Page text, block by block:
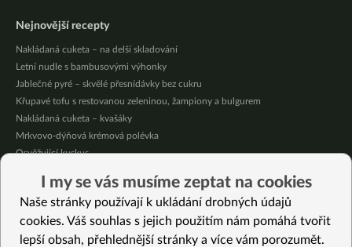
Nejnovější recepty
Nakládaná cuketa – na delší skladování
Letní nudle s bambusovými výhonky
Jablečné pyré – skvělé přesnídávky bez cukru
Křupavé tofu s restovanou zeleninou, žampiony a bulgurem
Nakládaná cuketa – kvašáky
Mrkvovo-dýňová krémová polévka
Osvěžující kuskus
Nepečený jablečný dort s rybízem
Čokoládové muffiny s mangovým krémem
Vybrané recepty
I my se vás musíme zeptat na cookies
Naše stránky používají k ukládání drobných údajů
cookies. Váš souhlas s jejich použitím nám pomáhá tvořit
lepší obsah, přehlednější stránky a více vám porozumět.